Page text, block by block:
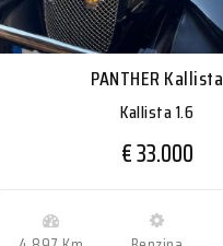
PANTHER Kallista
Kallista 1.6
€ 33.000